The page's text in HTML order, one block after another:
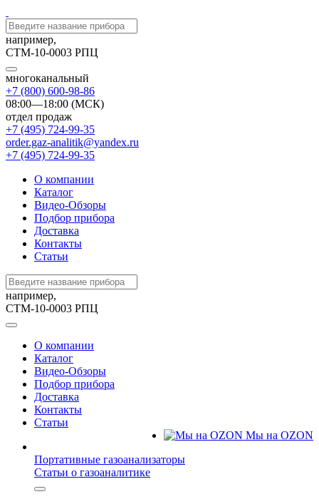
например,
СТМ-10-0003 РПЦ
многоканальный
+7 (800) 600-98-86
08:00—18:00 (МСК)
отдел продаж
+7 (495) 724-99-35
order.gaz-analitik@yandex.ru
+7 (495) 724-99-35
О компании
Каталог
Видео-Обзоры
Подбор прибора
Доставка
Контакты
Статьи
например,
СТМ-10-0003 РПЦ
О компании
Каталог
Видео-Обзоры
Подбор прибора
Доставка
Контакты
Статьи
Мы на OZON
Портативные газоанализаторы
Статьи о газоаналитике